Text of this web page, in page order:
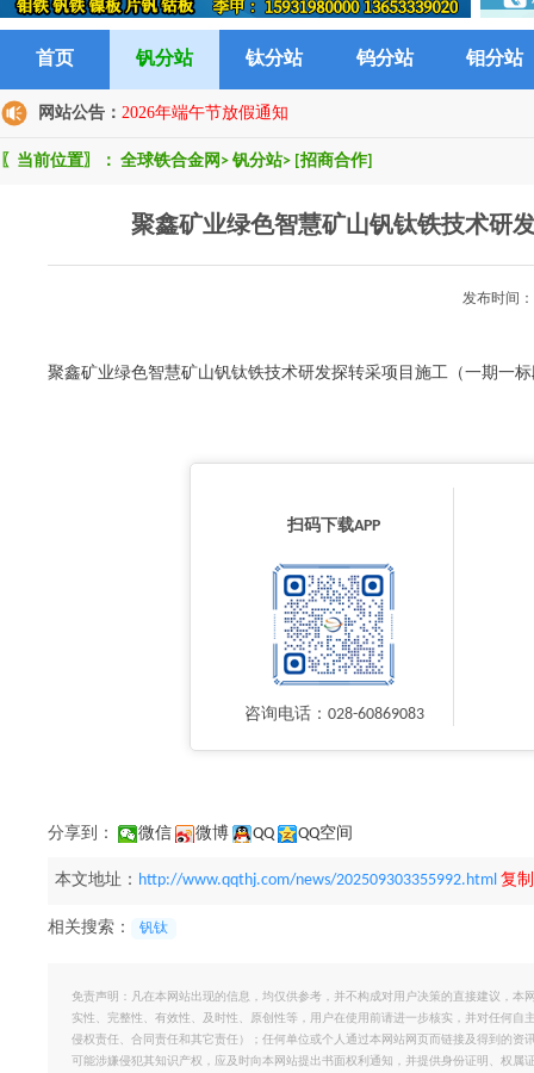
首页 钒分站 钛分站 钨分站 钼分站
网站公告： 2026年端午节放假通知
〖当前位置〗： 全球铁合金网 > 钒分站> [招商合作]
聚鑫矿业绿色智慧矿山钒钛铁技术研
发布时间
聚鑫矿业绿色智慧矿山钒钛铁技术研发探转采项目施工（一期一
扫码下载APP
咨询电话：028-60869083
分享到： 微信 微博 QQ QQ空间
本文地址： http://www.qqthj.com/news/202509303355992.html 复
相关搜索： 钒钛
免责声明：凡在本网站出现的信息，均仅供参考，并不构成对用户决策的直接建议，
实性、完整性、有效性、及时性、原创性等，用户在使用前请进一步核实，并对任何
侵权责任、合同责任和其它责任）；任何单位或个人通过本网站网页而链接及得到的
可能涉嫌侵犯其知识产权，应及时向本网站提出书面权利通知，并提供身份证明、权